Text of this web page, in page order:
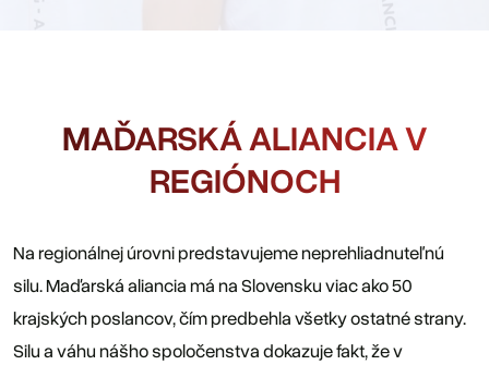
MAĎARSKÁ ALIANCIA V
REGIÓNOCH
Na regionálnej úrovni predstavujeme neprehliadnuteľnú
silu. Maďarská aliancia má na Slovensku viac ako 50
krajských poslancov, čím predbehla všetky ostatné strany.
Silu a váhu nášho spoločenstva dokazuje fakt, že v